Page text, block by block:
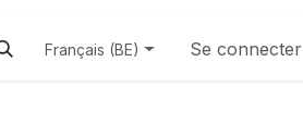
Français (BE) Se connecter